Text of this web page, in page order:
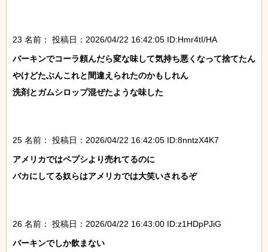
23 名前：
投稿日：2026/04/22 16:42:05 ID:Hmr4tI/HA
バーキンでコーラ頼んだら変な味して気持ち悪くなって捨てたん
やけどたぶんこれと間違えられたのかもしれん
洗剤とガムシロップ混ぜたような味した
25 名前：
投稿日：2026/04/22 16:42:05 ID:8nntzX4K7
アメリカではペプシより売れてるのに
バカにしてる奴らはアメリカでは大笑いされるぞ
26 名前：
投稿日：2026/04/22 16:43:00 ID:z1HDpPJiG
バーキンでしか飲まない